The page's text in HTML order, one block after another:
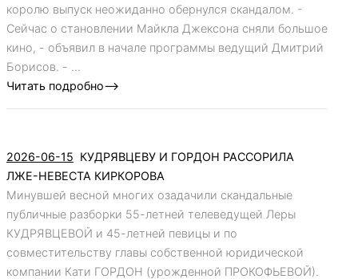
королю выпуск неожиданно обернулся скандалом. -
Сейчас о становлении Майкла Джексона сняли большое
кино, - объявил в начале программы ведущий Дмитрий
Борисов. - ...
Читать подробно-->
2026-06-15 КУДРЯВЦЕВУ И ГОРДОН РАССОРИЛА
ЛЖЕ-НЕВЕСТА КИРКОРОВА
Минувшей весной многих озадачили скандальные
публичные разборки 55-летней телеведущей Леры
КУДРЯВЦЕВОЙ и 45-летней певицы и по
совместительству главы собственной юридической
компании Кати ГОРДОН (урожденной ПРОКОФЬЕВОЙ).